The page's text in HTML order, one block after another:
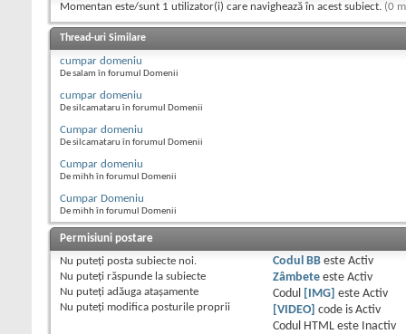
Momentan este/sunt 1 utilizator(i) care navighează în acest subiect. (0
Thread-uri Similare
cumpar domeniu
De salam în forumul Domenii
cumpar domeniu
De silcamataru în forumul Domenii
Cumpar domeniu
De silcamataru în forumul Domenii
Cumpar domeniu
De mihh în forumul Domenii
Cumpar Domeniu
De mihh în forumul Domenii
Permisiuni postare
Nu puteţi posta subiecte noi.
Nu puteţi răspunde la subiecte
Nu puteţi adăuga ataşamente
Nu puteţi modifica posturile proprii
Codul BBeste Activ
Zâmbeteeste Activ
Codul
[IMG] este Activ
[VIDEO]
code is Activ
Codul HTML este
Inactiv